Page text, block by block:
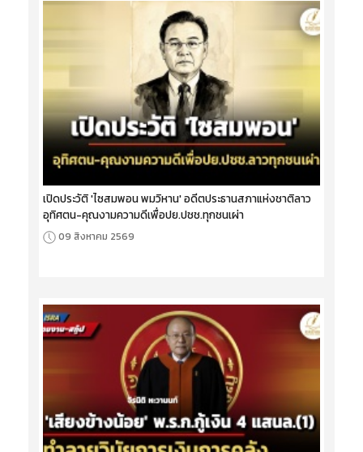
เปิดประวัติ 'ไซสมพอน พมวิหาน' อดีตประธานสภาแห่งชาติลาว
อุทิศตน-คุณงามความดีเพื่อปย.ปชช.ทุกชนเผ่า
09 สิงหาคม 2569